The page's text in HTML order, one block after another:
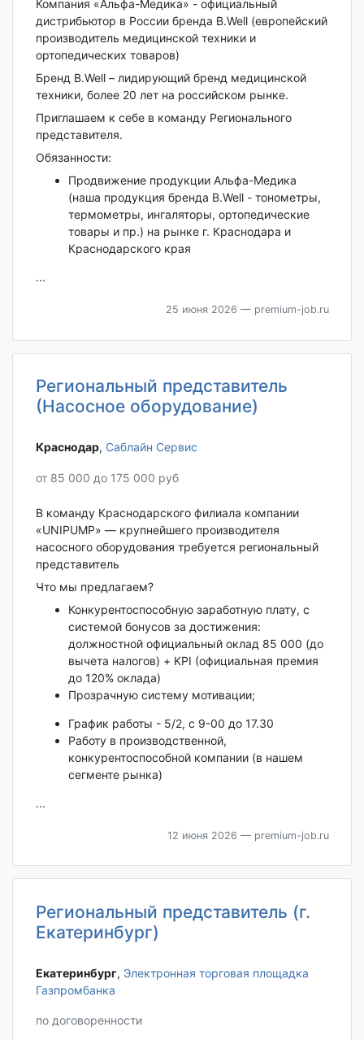
Компания «Альфа-Медика» - официальный
дистрибьютор в России бренда B.Well (европейский
производитель медицинской техники и
ортопедических товаров)
Бренд B.Well – лидирующий бренд медицинской
техники, более 20 лет на российском рынке.
Приглашаем к себе в команду Регионального
представителя.
Обязанности:
Продвижение продукции Альфа-Медика
(наша продукция бренда B.Well - тонометры,
термометры, ингаляторы, ортопедические
товары и пр.) на рынке г. Краснодара и
Краснодарского края
...
25 июня 2026 — premium-job.ru
Региональный представитель
(Насосное оборудование)
Краснодар‎, Саблайн Сервис
от 85 000 до 175 000 руб
В команду Краснодарского филиала компании
«UNIPUMP» — крупнейшего производителя
насосного оборудования требуется региональный
представитель
Что мы предлагаем?
Конкурентоспособную заработную плату, с
системой бонусов за достижения:
должностной официальный оклад 85 000 (до
вычета налогов) + KPI (официальная премия
до 120% оклада)
Прозрачную систему мотивации;
График работы - 5/2, с 9-00 до 17.30
Работу в производственной,
конкурентоспособной компании (в нашем
сегменте рынка)
...
12 июня 2026 — premium-job.ru
Региональный представитель (г.
Екатеринбург)
Екатеринбург‎, Электронная торговая площадка
Газпромбанка
по договоренности